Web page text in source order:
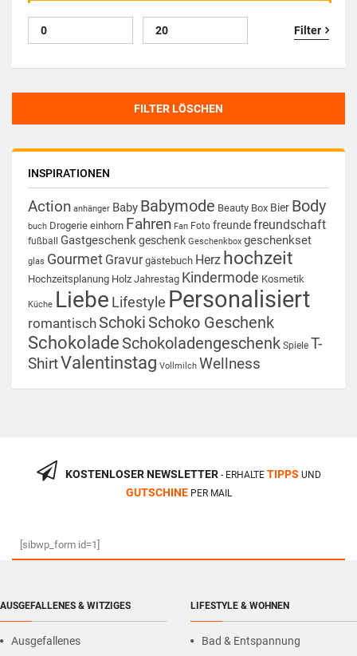
Filter
FILTER LÖSCHEN
INSPIRATIONEN
Action anhänger Baby Babymode Beauty Box Bier Body
buch Drogerie einhorn Fahren Fan Foto freundefreundschaft
fußball Gastgeschenkgeschenk Geschenkbox geschenkset
glas Gourmet Gravur gästebuch Herz hochzeit
Hochzeitsplanung Holz Jahrestag Kindermode Kosmetik
Küche Liebe Lifestyle Personalisiert
romantisch Schoki Schoko Geschenk
Schokolade Schokoladengeschenk Spiele T-
ShirtValentinstag Vollmilch Wellness
KOSTENLOSER NEWSLETTER- ERHALTE TIPPS UND
GUTSCHINEPER MAIL
[sibwp_form id=1]
AUSGEFALLENES & WITZIGES
Ausgefallenes
LIFESTYLE & WOHNEN
Bad & Entspannung